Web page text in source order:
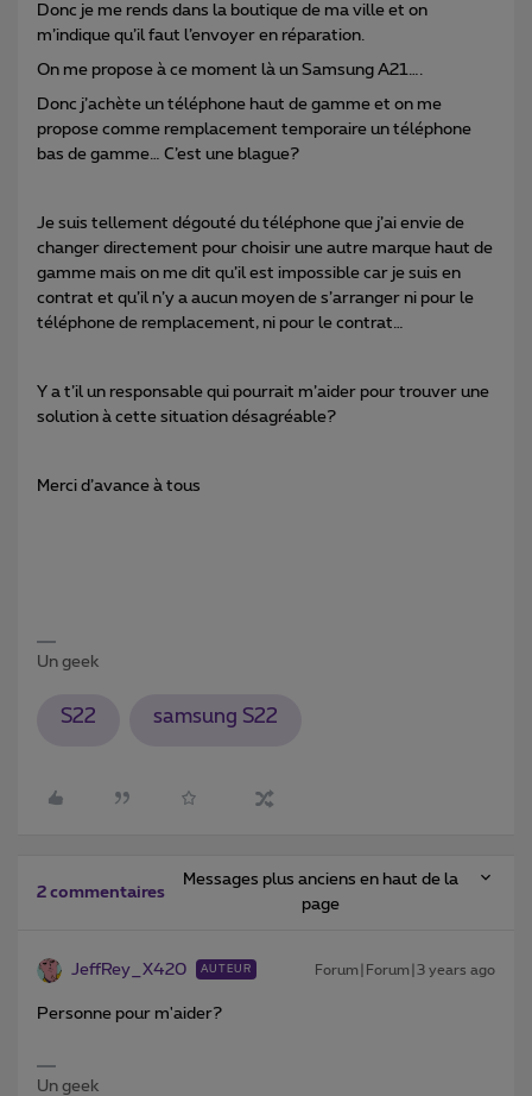
Donc je me rends dans la boutique de ma ville et on
m’indique qu’il faut l’envoyer en réparation.
On me propose à ce moment là un Samsung A21….
Donc j’achète un téléphone haut de gamme et on me
propose comme remplacement temporaire un téléphone
bas de gamme… C’est une blague?
Je suis tellement dégouté du téléphone que j’ai envie de
changer directement pour choisir une autre marque haut de
gamme mais on me dit qu’il est impossible car je suis en
contrat et qu’il n’y a aucun moyen de s’arranger ni pour le
téléphone de remplacement, ni pour le contrat…
Y a t’il un responsable qui pourrait m’aider pour trouver une
solution à cette situation désagréable?
Merci d’avance à tous
Un geek
S22 samsung S22
2 commentaires
Messages plus anciens en haut de la
page
JeffRey_X420 AUTEUR Forum|Forum|3 years ago
Personne pour m'aider?
Un geek